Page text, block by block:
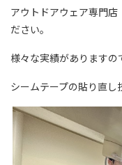
アウトドアウェア専門
ださい。
様々な実績がありますの
シームテープの貼り直し